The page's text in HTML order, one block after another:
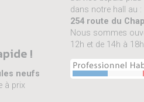
!
neufs
à prix
dans notre hall au :
254 route du
Nous sommes
12h et de 14h à